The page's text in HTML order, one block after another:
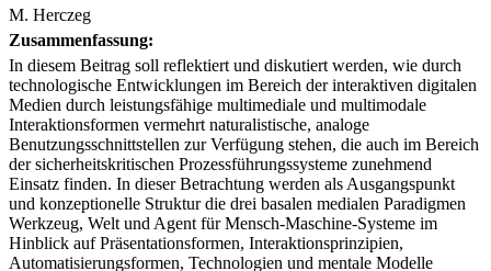
M. Herczeg
Zusammenfassung:
In diesem Beitrag soll reflektiert und diskutiert werden, wie durch
technologische Entwicklungen im Bereich der interaktiven digitalen
Medien durch leistungsfähige multimediale und multimodale
Interaktionsformen vermehrt naturalistische, analoge
Benutzungsschnittstellen zur Verfügung stehen, die auch im Bereich
der sicherheitskritischen Prozessführungssysteme zunehmend
Einsatz finden. In dieser Betrachtung werden als Ausgangspunkt
und konzeptionelle Struktur die drei basalen medialen Paradigmen
Werkzeug, Welt und Agent für Mensch-Maschine-Systeme im
Hinblick auf Präsentationsformen, Interaktionsprinzipien,
Automatisierungsformen, Technologien und mentale Modelle